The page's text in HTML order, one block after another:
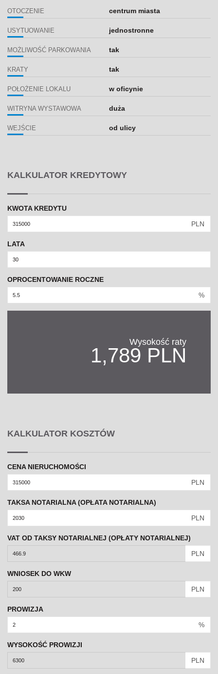
OTOCZENIE centrum miasta
USYTUOWANIE jednostronne
MOŻLIWOŚĆ PARKOWANIA tak
KRATY tak
POŁOŻENIE LOKALU w oficynie
WITRYNA WYSTAWOWA duża
WEJŚCIE od ulicy
KALKULATOR KREDYTOWY
KWOTA KREDYTU
PLN
LATA
OPROCENTOWANIE ROCZNE
%
Wysokość raty
1,789 PLN
KALKULATOR KOSZTÓW
CENA NIERUCHOMOŚCI
PLN
TAKSA NOTARIALNA (OPŁATA NOTARIALNA)
PLN
VAT OD TAKSY NOTARIALNEJ (OPŁATY NOTARIALNEJ)
PLN
WNIOSEK DO WKW
PLN
PROWIZJA
%
WYSOKOŚĆ PROWIZJI
PLN